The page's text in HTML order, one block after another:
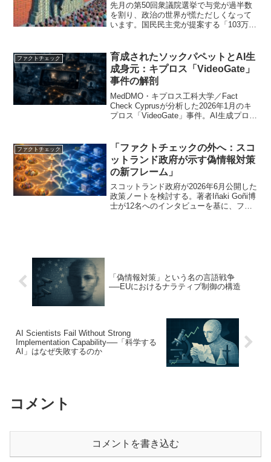
先月の第50回衆議院選挙で与党が過半数
を割り、政治の世界が慌ただしくなって
います。国民民主党が提案する「103万円
論議の焦点となっています。 この減税
政策には「ば...
ファクトチェック
育成されたソックパペットとAI生
成身元：キプロス「VideoGate」
事件の解剖
MedDMO・キプロス工科大学／Fact
Check Cyprusが分析した2026年1月のキ
プロス「VideoGate」事件。AI生成プロフ
造、HiveおよびInVID-WeVerifyによる映
像技術検証、Black Cube関与の経緯を詳
述。
ファクトチェック
「ファクトチェックの外へ：スコ
ットランド政府が示す偽情報対策
の新フレーム」
スコットランド政府が2026年6月公開した
政策ノートを検討する。著者Iñaki Goñi博
士が12名へのインタビューを基に、ファ
「偽情報対策」という名の言語戦争
──EUにおけるナラティブ制御の構造
AI Scientists Fail Without Strong
Implementation Capability──「科学する
AI」はなぜ失敗するのか
コメント
コメントを書き込む